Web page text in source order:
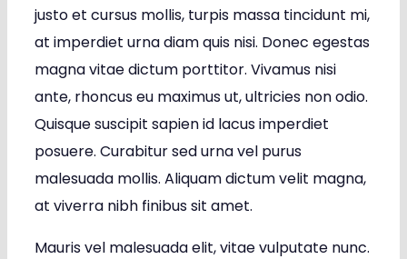
justo et cursus mollis, turpis massa tincidunt mi,
at imperdiet urna diam quis nisi. Donec egestas
magna vitae dictum porttitor. Vivamus nisi
ante, rhoncus eu maximus ut, ultricies non odio.
Quisque suscipit sapien id lacus imperdiet
posuere. Curabitur sed urna vel purus
malesuada mollis. Aliquam dictum velit magna,
at viverra nibh finibus sit amet.
Mauris vel malesuada elit, vitae vulputate nunc.